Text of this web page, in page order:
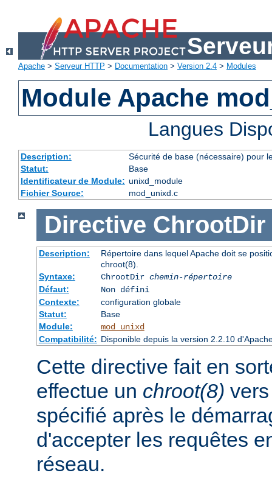
Apache > Serveur HTTP > Documentation > Version 2.4 > Modules
Module Apache
Langues
Description:
Sécurité de base (nécessaire) pour
Statut:
Base
Identificateur de Module: unixd_module
Fichier Source:
mod_unixd.c
Directive ChrootDir
Description:
Répertoire dans lequel Apache doit se
chroot(8).
Syntaxe:
ChrootDir chemin-répertoire
Défaut:
Non défini
Contexte:
configuration globale
Statut:
Base
Module:
mod_unixd
Compatibilité: Disponible depuis la version 2.2.10
Cette directive fait en
effectue un chroot(8)
spécifié après le
d'accepter les requêtes
réseau.